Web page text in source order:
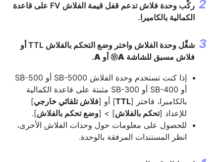
ركِّب وحدة فلاش تدعم قفل قيمة الفلاش FV على قاعدة
الكمالية بالكاميرا.
شغِّل وحدة الفلاش واختر وضع التحكم بالفلاش TTL أو
فلاش مسبق للشاشة
qA أو A
.
إذا كنت تستخدم وحدة الفلاش SB-5000 أو SB-500
أو SB-400 أو SB-300 مثبتة على قاعدة الكمالية
بالكاميرا، فاختر [TTL] أو [فلاش تلقائي خارجي]
للإعداد [تحكم بالفلاش] > [وضع تحكم بالفلاش].
للحصول على معلومات حول وحدات الفلاش الأخرى،
انظر المستندات المرفقة بالوحدة.